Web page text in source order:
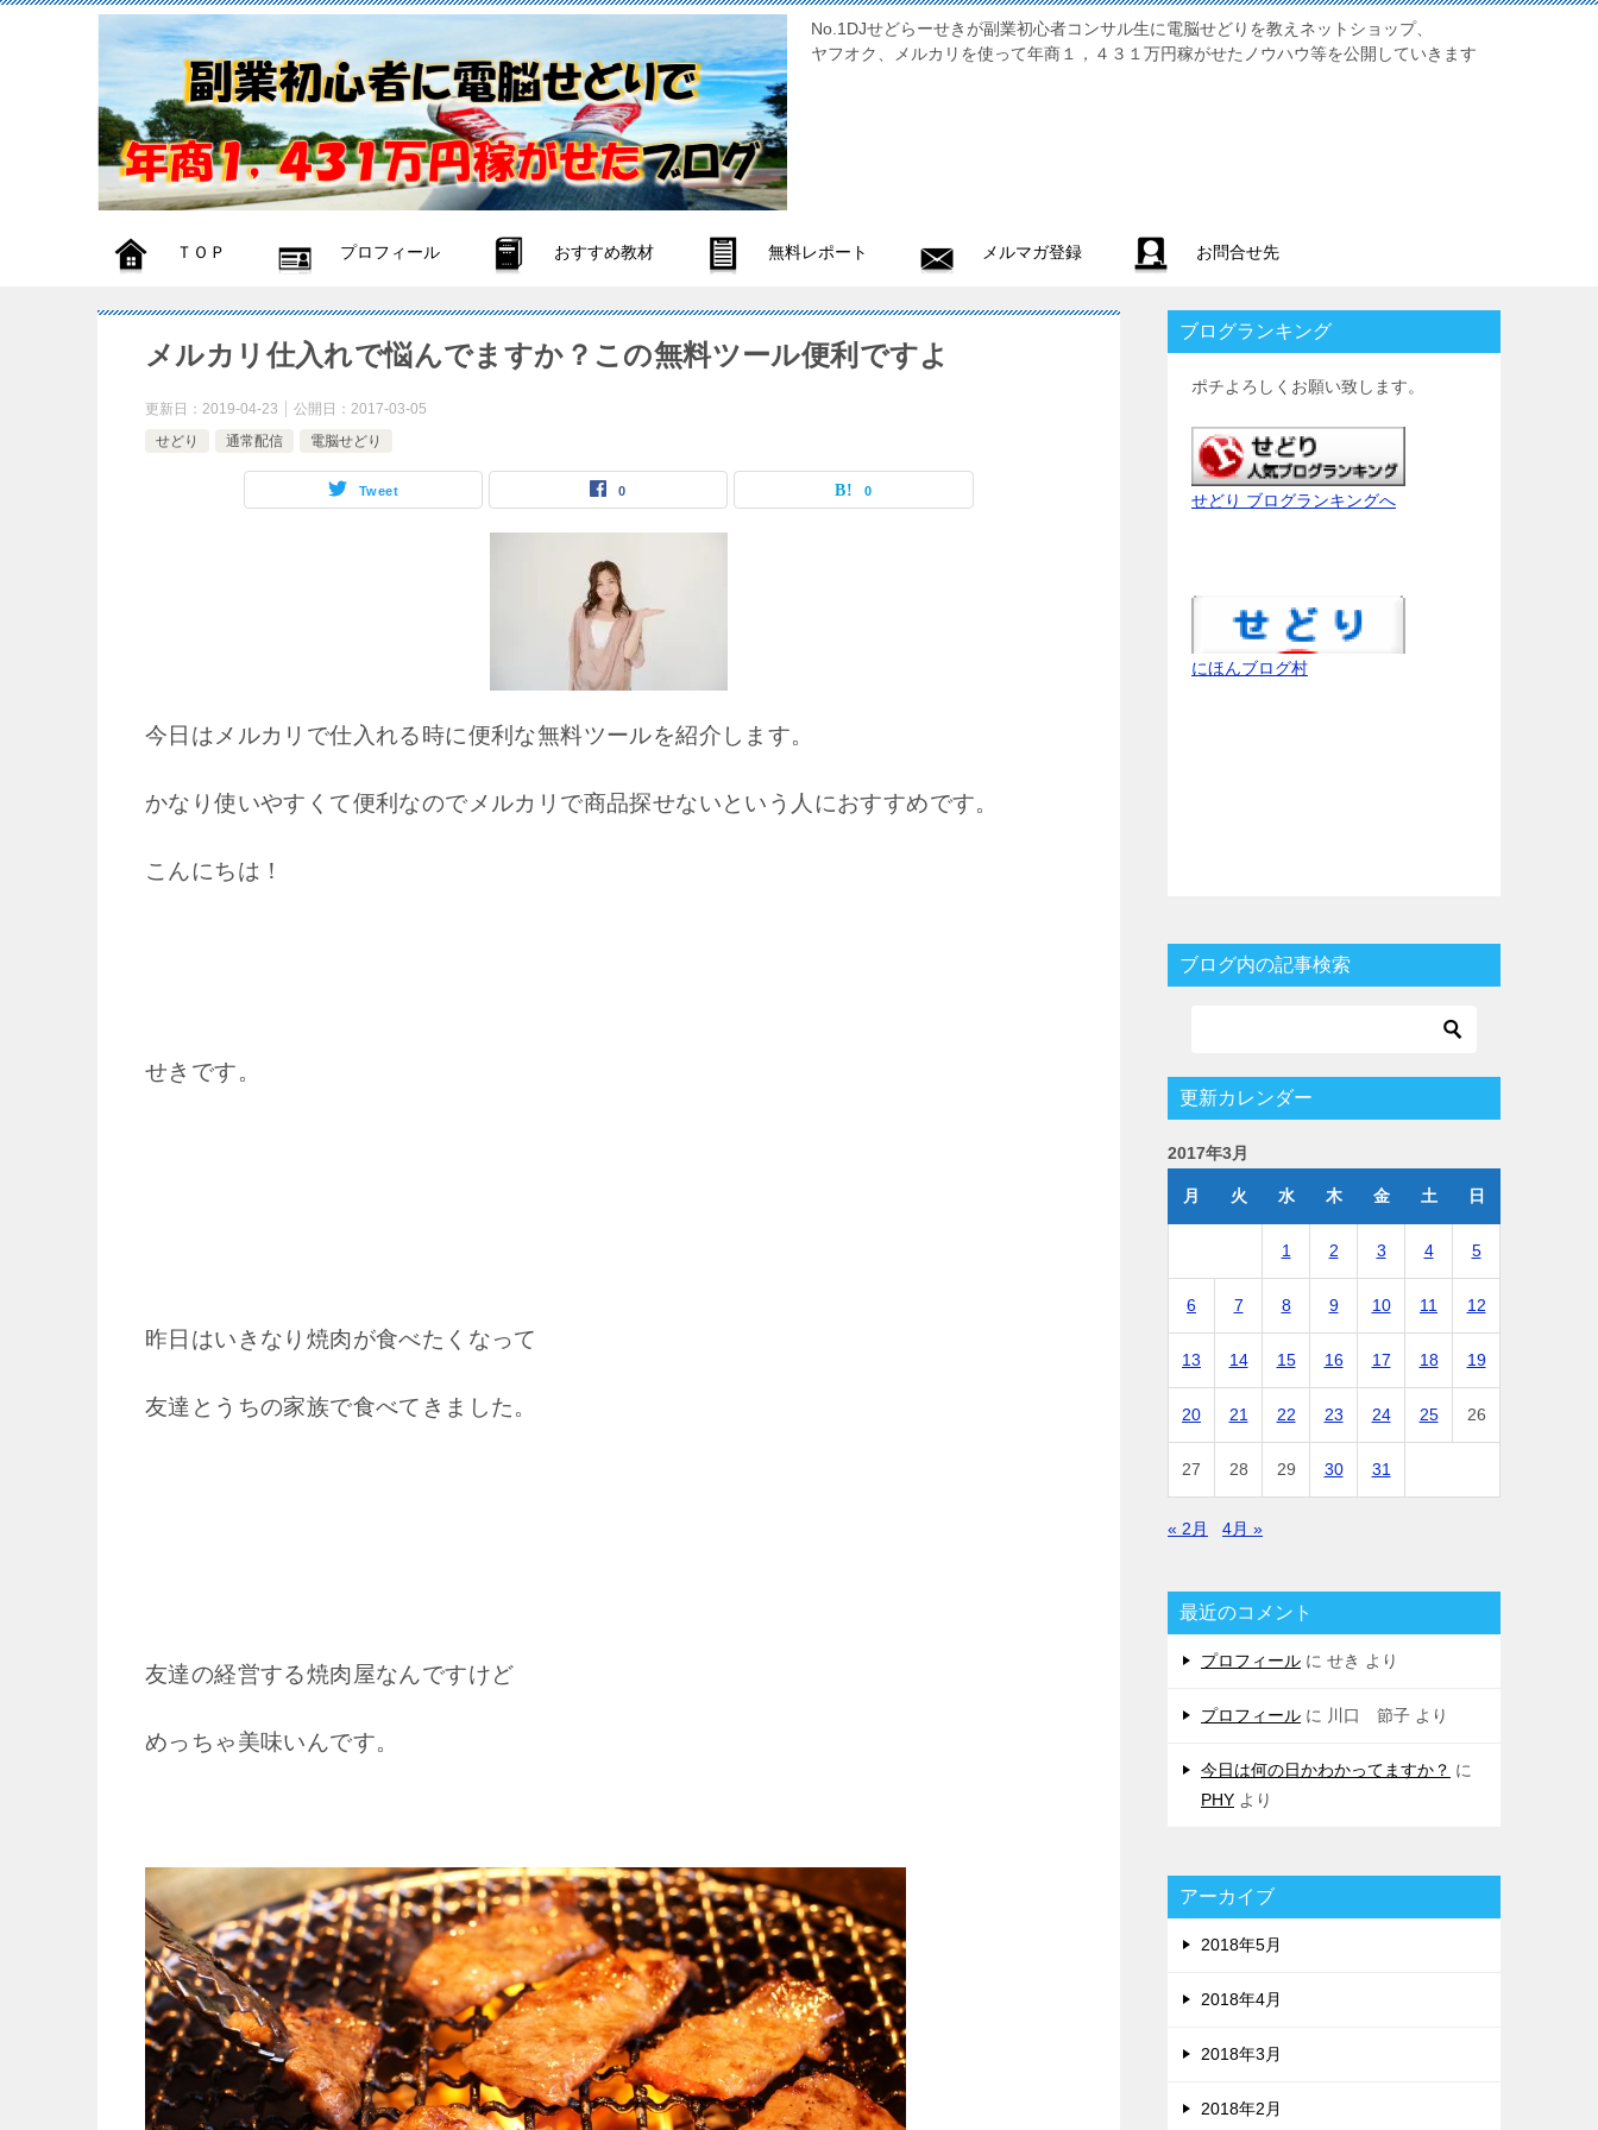
No.1DJせどらーせきが副業初心者コンサル生に電脳せどりを教えネットショップ、
ヤフオク、メルカリを使って年商１，４３１万円稼がせたノウハウ等を公開していきます
ＴＯＰ プロフィール おすすめ教材 無料レポート メルマガ登録 お問合せ先
メルカリ仕入れで悩んでますか？この無料ツール便利ですよ
更新日： 2019-04-23 公開日： 2017-03-05
せどり
通常配信 電脳せどり
Tweet 0 0
今日はメルカリで仕入れる時に便利な無料ツールを紹介します。
かなり使いやすくて便利なのでメルカリで商品探せないという人におすすめです。
こんにちは！
せきです。
昨日はいきなり焼肉が食べたくなって
友達とうちの家族で食べてきました。
友達の経営する焼肉屋なんですけど
めっちゃ美味いんです。
ブログランキング
ポチよろしくお願い致します。
せどり ブログランキングへ
にほんブログ村
ブログ内の記事検索
更新カレンダー
2017年3月
月 火 水 木 金 土 日
1 2 3 4 5
6 7 8 9 10 11 12
13 14 15 16 17 18 19
20 21 22 23 24 25 26
27 28 29 30 31
« 2月 4月 »
最近のコメント
プロフィール に せき より
プロフィール に 川口 節子 より
今日は何の日かわかってますか？ に
PHY より
アーカイブ
2018年5月
2018年4月
2018年3月
2018年2月